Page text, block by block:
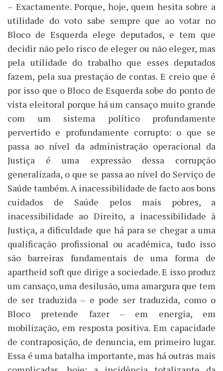
– Exactamente. Porque, hoje, quem hesita sobre a
utilidade do voto sabe sempre que ao votar no
Bloco de Esquerda elege deputados, e tem que
decidir não pelo risco de eleger ou não eleger, mas
pela utilidade do trabalho que esses deputados
fazem, pela sua prestação de contas. E creio que é
por isso que o Bloco de Esquerda sobe do ponto de
vista eleitoral porque há um cansaço muito grande
com um sistema político profundamente
pervertido e profundamente corrupto: o que se
passa ao nível da administração operacional da
Justiça é uma expressão dessa corrupção
generalizada, o que se passa ao nível do Serviço de
Saúde também. A inacessibilidade de facto aos bons
cuidados de Saúde pelos mais pobres, a
inacessibilidade ao Direito, a inacessibilidade à
Justiça, a dificuldade que há para se chegar a uma
qualificação profissional ou académica, tudo isso
são barreiras fundamentais de uma forma de
apartheid soft que dirige a sociedade. E isso produz
um cansaço, uma desilusão, uma amargura que tem
de ser traduzida – e pode ser traduzida, como o
Bloco pretende fazer – em energia, em
mobilização, em resposta positiva. Em capacidade
de contraposição, de denuncia, em primeiro lugar.
Essa é uma batalha importante, mas há outras mais